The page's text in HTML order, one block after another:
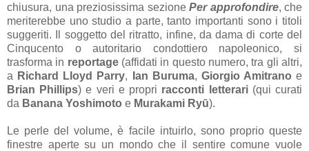
chiusura, una preziosissima sezione Per approfondire, che
meriterebbe uno studio a parte, tanto importanti sono i titoli
suggeriti. Il soggetto del ritratto, infine, da dama di corte del
Cinqucento o autoritario condottiero napoleonico, si
trasforma in reportage (affidati in questo numero, tra gli altri,
a Richard Lloyd Parry, Ian Buruma, Giorgio Amitrano e
Brian Phillips) e veri e propri racconti letterari(qui curati
da Banana Yoshimoto e Murakami Ryū).
Le perle del volume, è facile intuirlo, sono proprio queste
finestre aperte su un mondo che il sentire comune vuole